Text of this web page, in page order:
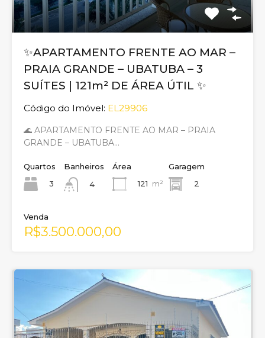
✨APARTAMENTO FRENTE AO MAR –
PRAIA GRANDE – UBATUBA – 3
SUÍTES | 121m² DE ÁREA ÚTIL ✨
Código do Imóvel: EL29906
🌊 APARTAMENTO FRENTE AO MAR – PRAIA
GRANDE – UBATUBA…
Quartos
3
Banheiros
4
Área
121 m²
Garagem
2
Venda
R$3.500.000,00